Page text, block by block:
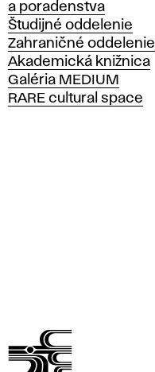
k
á
š
k
o
l
e
a poradenstva
Študijné oddelenie
Zahraničné oddelenie
Akademická knižnica
Galéria MEDIUM
RARE cultural space